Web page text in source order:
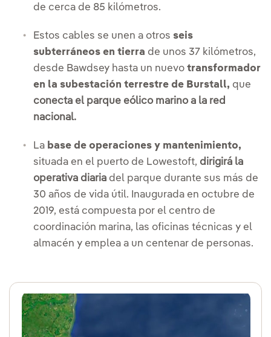
de cerca de 85 kilómetros.
Estos cables se unen a otros seis
subterráneos en tierra de unos 37 kilómetros,
desde Bawdsey hasta un nuevo transformador
en la subestación terrestre de Burstall, que
conecta el parque eólico marino a la red
nacional.
La base de operaciones y mantenimiento,
situada en el puerto de Lowestoft, dirigirá la
operativa diaria del parque durante sus más de
30 años de vida útil. Inaugurada en octubre de
2019, está compuesta por el centro de
coordinación marina, las oficinas técnicas y el
almacén y emplea a un centenar de personas.